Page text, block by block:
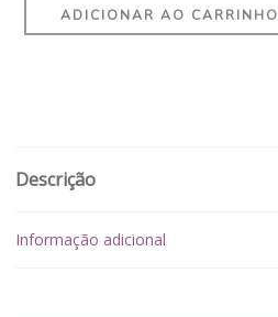
ADICIONAR AO CARRINHO
Descrição
Informação adicional